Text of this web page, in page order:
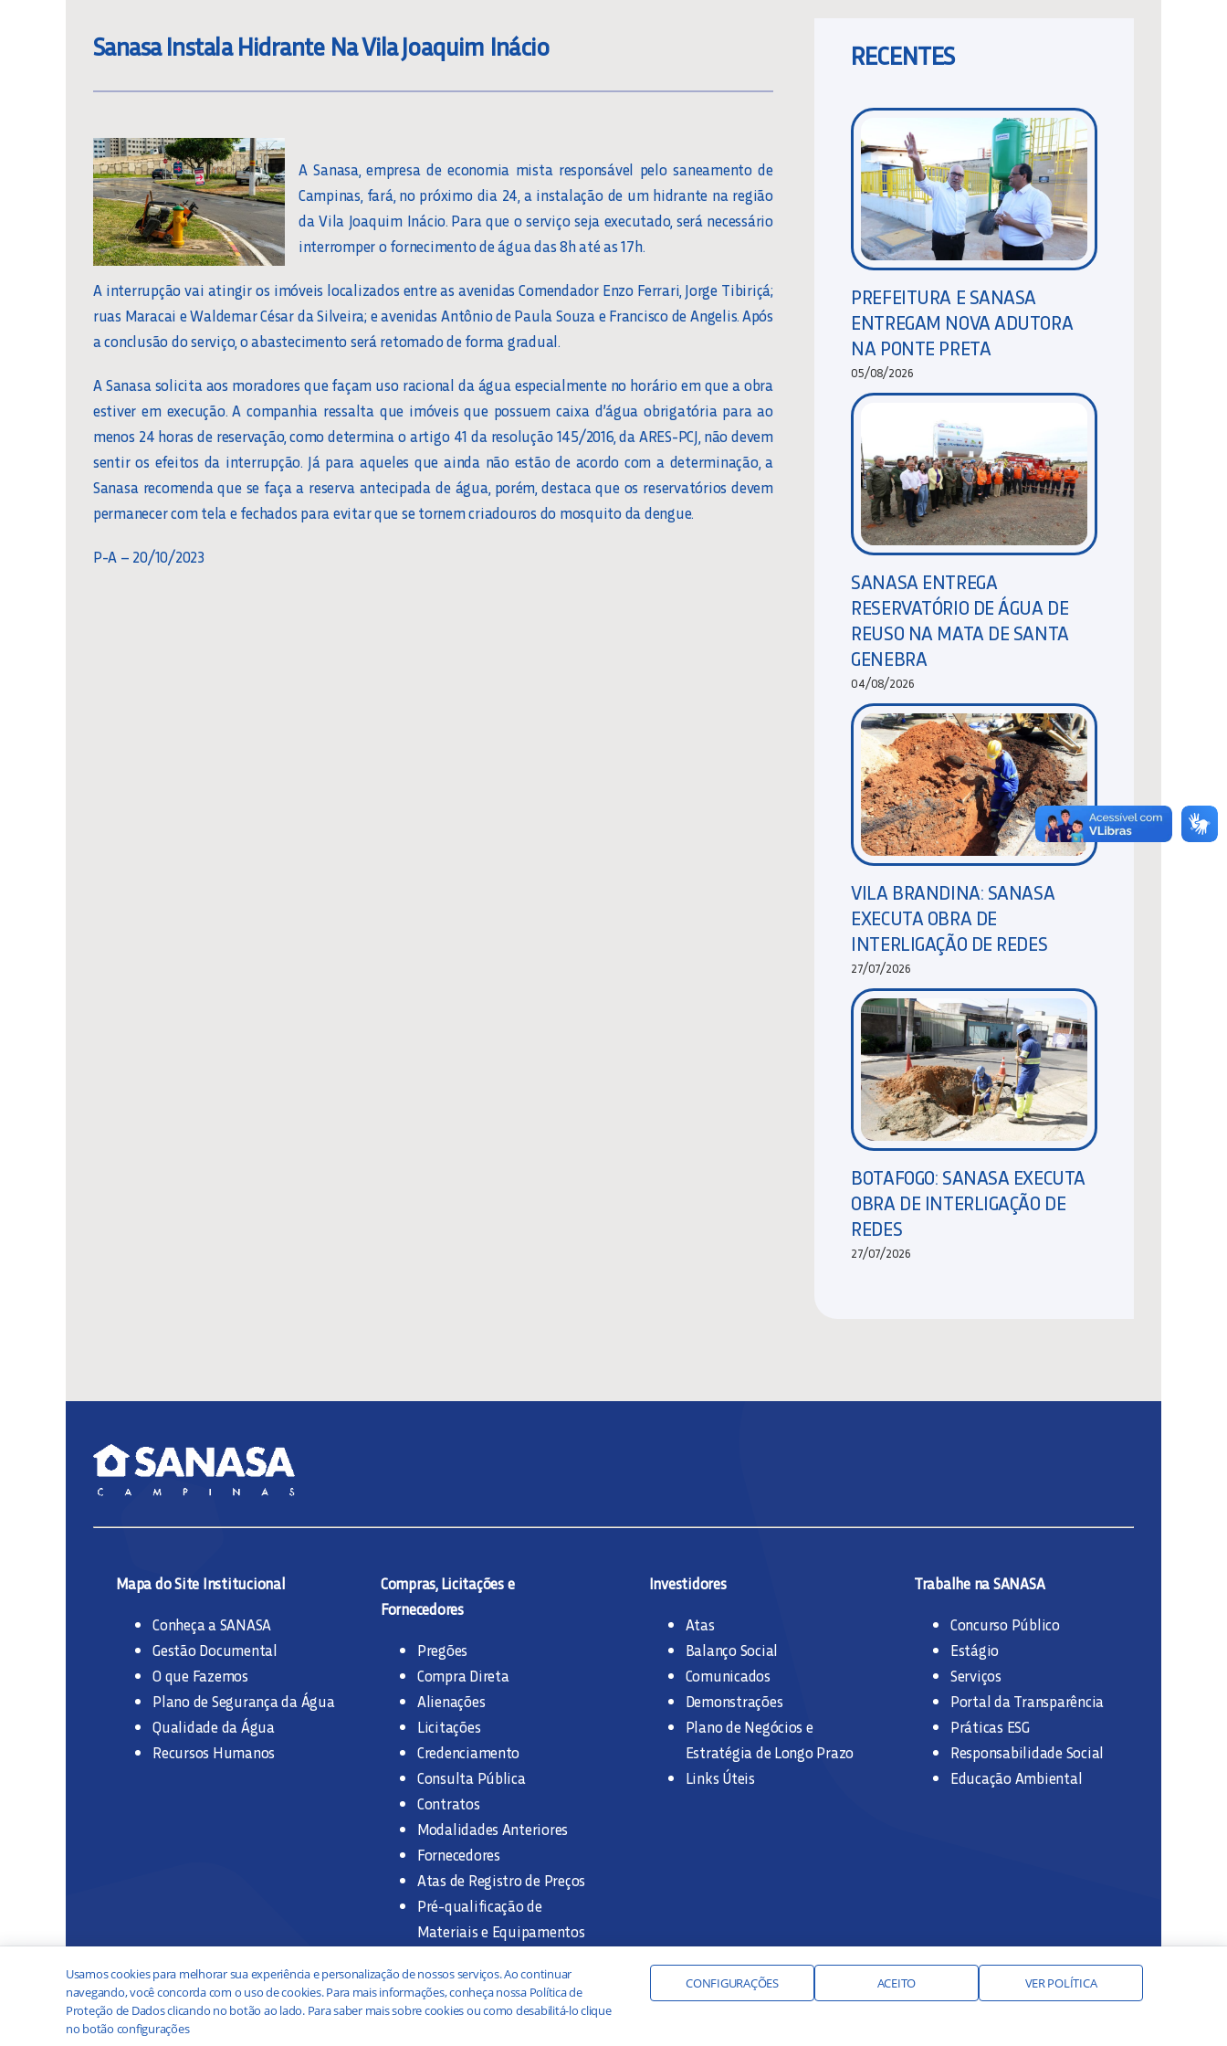
Sanasa Instala Hidrante Na Vila Joaquim Inácio
A Sanasa, empresa de economia mista responsável pelo saneamento de
Campinas, fará, no próximo dia 24, a instalação de um hidrante na região
da Vila Joaquim Inácio. Para que o serviço seja executado, será necessário
interromper o fornecimento de água das 8h até as 17h.
A interrupção vai atingir os imóveis localizados entre as avenidas Comendador Enzo Ferrari, Jorge Tibiriçá;
ruas Maracai e Waldemar César da Silveira; e avenidas Antônio de Paula Souza e Francisco de Angelis. Após
a conclusão do serviço, o abastecimento será retomado de forma gradual.
A Sanasa solicita aos moradores que façam uso racional da água especialmente no horário em que a obra
estiver em execução. A companhia ressalta que imóveis que possuem caixa d’água obrigatória para ao
menos 24 horas de reservação, como determina o artigo 41 da resolução 145/2016, da ARES-PCJ, não devem
sentir os efeitos da interrupção. Já para aqueles que ainda não estão de acordo com a determinação, a
Sanasa recomenda que se faça a reserva antecipada de água, porém, destaca que os reservatórios devem
permanecer com tela e fechados para evitar que se tornem criadouros do mosquito da dengue.
P-A – 20/10/2023
RECENTES
PREFEITURA E SANASA
ENTREGAM NOVA ADUTORA
NA PONTE PRETA
05/08/2026
SANASA ENTREGA
RESERVATÓRIO DE ÁGUA DE
REUSO NA MATA DE SANTA
GENEBRA
04/08/2026
VILA BRANDINA: SANASA
EXECUTA OBRA DE
INTERLIGAÇÃO DE REDES
27/07/2026
BOTAFOGO: SANASA EXECUTA
OBRA DE INTERLIGAÇÃO DE
REDES
27/07/2026
Mapa do Site Institucional
Conheça a SANASA
Gestão Documental
O que Fazemos
Plano de Segurança da Água
Qualidade da Água
Recursos Humanos
Compras, Licitações e
Fornecedores
Pregões
Compra Direta
Alienações
Licitações
Credenciamento
Consulta Pública
Contratos
Modalidades Anteriores
Fornecedores
Atas de Registro de Preços
Pré-qualificação de
Materiais e Equipamentos
Documentação Interna
Investidores
Atas
Balanço Social
Comunicados
Demonstrações
Plano de Negócios e
Estratégia de Longo Prazo
Links Úteis
Trabalhe na SANASA
Concurso Público
Estágio
Serviços
Portal da Transparência
Práticas ESG
Responsabilidade Social
Educação Ambiental
Usamos cookies para melhorar sua experiência e personalização de nossos serviços. Ao continuar
navegando, você concorda com o uso de cookies. Para mais informações, conheça nossa Política de
Proteção de Dados clicando no botão ao lado. Para saber mais sobre cookies ou como desabilitá-lo clique
no botão configurações
CONFIGURAÇÕES ACEITO VER POLÍTICA